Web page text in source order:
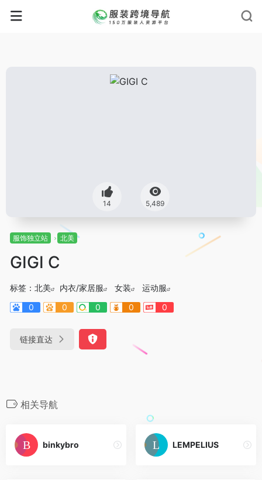
14 5,489
服饰独立站 北美
GIGI C
标签： 北美 内衣/家居服 女装
运动服
0
0 0 0 0
链接直达
相关导航
binkybro LEMPELIUS